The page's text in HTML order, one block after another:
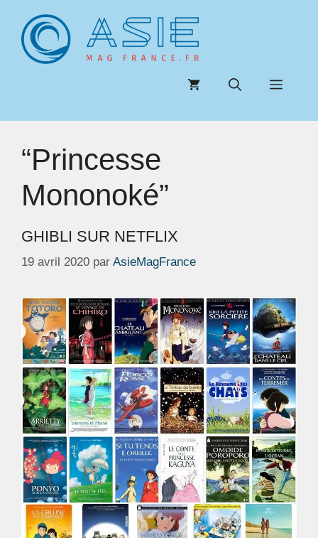
contenu
Menu
“Princesse
Mononoké”
GHIBLI SUR NETFLIX
19 avril 2020 par AsieMagFrance